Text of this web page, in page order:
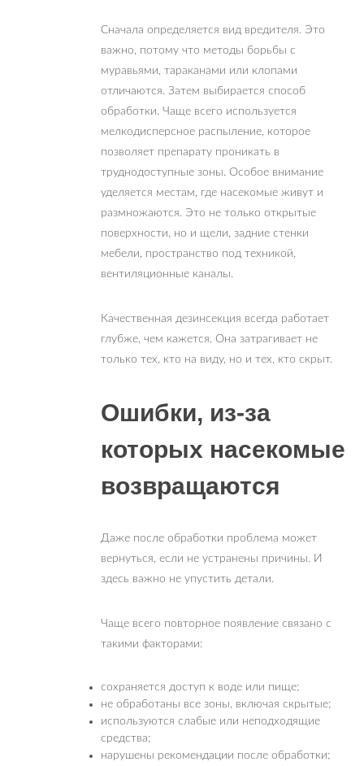
Сначала определяется вид вредителя. Это
важно, потому что методы борьбы с
муравьями, тараканами или клопами
отличаются. Затем выбирается способ
обработки. Чаще всего используется
мелкодисперсное распыление, которое
позволяет препарату проникать в
труднодоступные зоны. Особое внимание
уделяется местам, где насекомые живут и
размножаются. Это не только открытые
поверхности, но и щели, задние стенки
мебели, пространство под техникой,
вентиляционные каналы.
Качественная дезинсекция всегда работает
глубже, чем кажется. Она затрагивает не
только тех, кто на виду, но и тех, кто скрыт.
Ошибки, из-за
которых насекомые
возвращаются
Даже после обработки проблема может
вернуться, если не устранены причины. И
здесь важно не упустить детали.
Чаще всего повторное появление связано с
такими факторами:
сохраняется доступ к воде или пище;
не обработаны все зоны, включая скрытые;
используются слабые или неподходящие
средства;
нарушены рекомендации после обработки;